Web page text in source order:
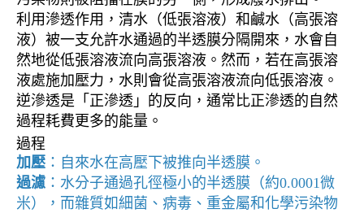
利用滲透作用，清水（低張溶液）和鹹水（高張溶
液）被一支允許水通過的半透膜分隔開來，水會自
然地從低張溶液流向高張溶液。然而，若在高張溶
液處施加壓力，水則會從高張溶液流向低張溶液。
逆滲透是「正滲透」的反向，通常比正滲透的自然
過程耗費更多的能量。
過程
加壓 ：自來水在高壓下被推向半透膜。
過濾 ：水分子通過孔徑極小的半透膜（約0.0001微
米），而雜質如細菌、病毒、重金屬和化學污染物